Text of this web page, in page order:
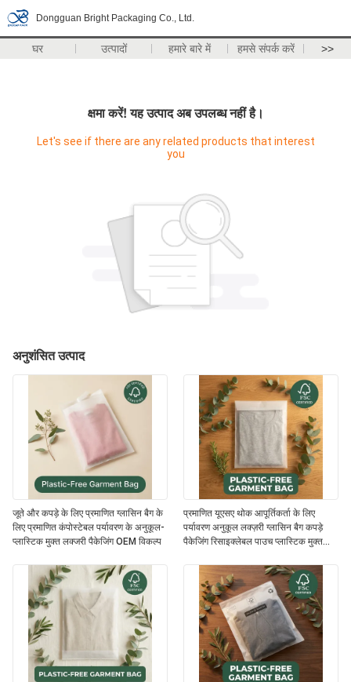
Dongguan Bright Packaging Co., Ltd.
घर उत्पादों हमारे बारे में हमसे संपर्क करें >>
क्षमा करें! यह उत्पाद अब उपलब्ध नहीं है।
Let's see if there are any related products that interest
you
अनुशंसित उत्पाद
जूते और कपड़े के लिए प्रमाणित ग्लासिन बैग के
लिए प्रमाणित कंपोस्टेबल पर्यावरण के अनुकूल-
प्लास्टिक मुक्त लक्जरी पैकेजिंग OEM विकल्प
प्रमाणित यूएसए थोक आपूर्तिकर्ता के लिए
पर्यावरण अनुकूल लक्ज़री ग्लासिन बैग कपड़े
पैकेजिंग रिसाइक्लेबल पाउच प्लास्टिक मुक्त